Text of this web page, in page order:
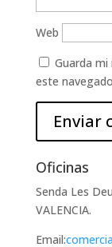
Web
Guarda
este
Oficinas
Senda Les
VALENCIA.
Email: